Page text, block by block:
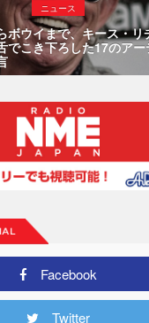
ニュース
ボウイまで、キース・リ
でこき下ろした17のアー
Facebook
Twitter